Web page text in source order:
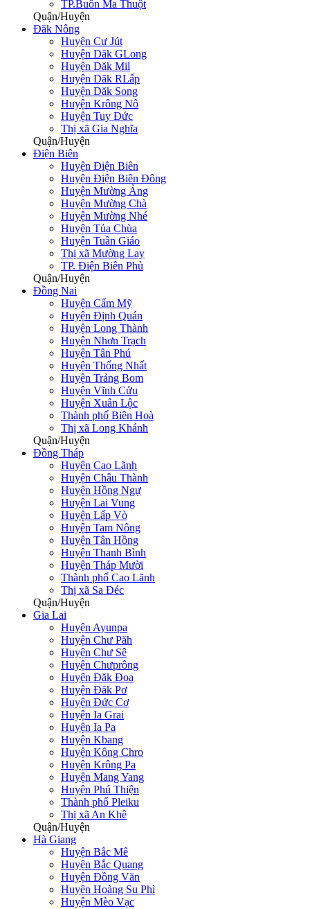
TP.Buôn Ma Thuột
Quận/Huyện
Đăk Nông
Huyện Cư Jút
Huyện Dăk GLong
Huyện Dăk Mil
Huyện Dăk RLấp
Huyện Dăk Song
Huyện Krông Nô
Huyện Tuy Đức
Thị xã Gia Nghĩa
Quận/Huyện
Điện Biên
Huyện Điện Biên
Huyện Điện Biên Đông
Huyện Mường Ảng
Huyện Mường Chà
Huyện Mường Nhé
Huyện Tủa Chùa
Huyện Tuần Giáo
Thị xã Mường Lay
TP. Điện Biên Phủ
Quận/Huyện
Đồng Nai
Huyện Cẩm Mỹ
Huyện Định Quán
Huyện Long Thành
Huyện Nhơn Trạch
Huyện Tân Phú
Huyện Thống Nhất
Huyện Trảng Bom
Huyện Vĩnh Cửu
Huyện Xuân Lộc
Thành phố Biên Hoà
Thị xã Long Khánh
Quận/Huyện
Đồng Tháp
Huyện Cao Lãnh
Huyện Châu Thành
Huyện Hồng Ngự
Huyện Lai Vung
Huyện Lấp Vò
Huyện Tam Nông
Huyện Tân Hồng
Huyện Thanh Bình
Huyện Tháp Mười
Thành phố Cao Lãnh
Thị xã Sa Đéc
Quận/Huyện
Gia Lai
Huyện Ayunpa
Huyện Chư Păh
Huyện Chư Sê
Huyện Chưprông
Huyện Đăk Đoa
Huyện Đăk Pơ
Huyện Đức Cơ
Huyện Ia Grai
Huyện Ia Pa
Huyện Kbang
Huyện Kông Chro
Huyện Krông Pa
Huyện Mang Yang
Huyện Phú Thiện
Thành phố Pleiku
Thị xã An Khê
Quận/Huyện
Hà Giang
Huyện Bắc Mê
Huyện Bắc Quang
Huyện Đồng Văn
Huyện Hoàng Su Phì
Huyện Mèo Vạc